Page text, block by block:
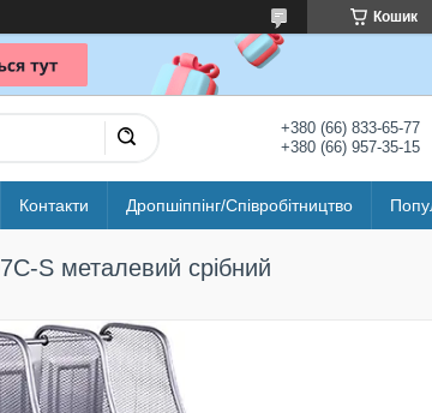
Кошик
+380 (66) 833-65-77
+380 (66) 957-35-15
Контакти Дропшіппінг/Співробітництво
S металевий срібний